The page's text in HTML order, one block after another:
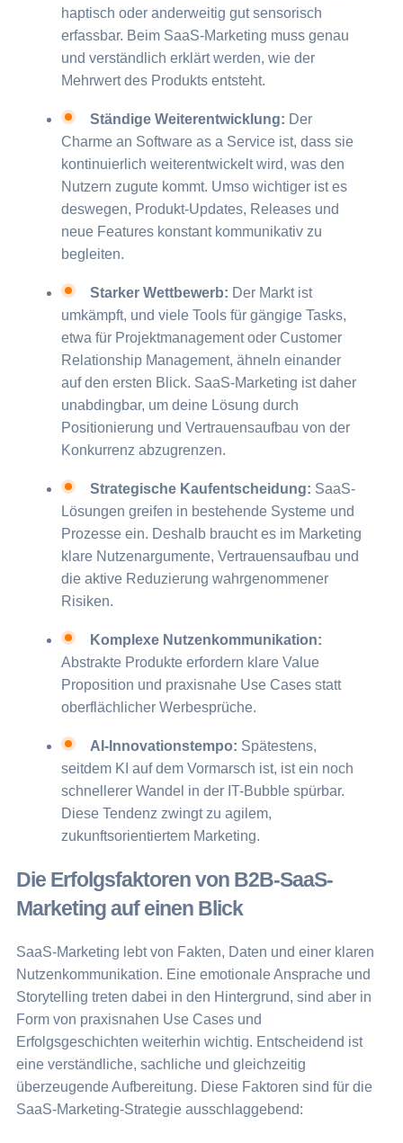
haptisch oder anderweitig gut sensorisch
erfassbar. Beim SaaS-Marketing muss genau
und verständlich erklärt werden, wie der
Mehrwert des Produkts entsteht.
Ständige Weiterentwicklung: Der
Charme an Software as a Service ist, dass sie
kontinuierlich weiterentwickelt wird, was den
Nutzern zugute kommt. Umso wichtiger ist es
deswegen, Produkt-Updates, Releases und
neue Features konstant kommunikativ zu
begleiten.
Starker Wettbewerb: Der Markt ist
umkämpft, und viele Tools für gängige Tasks,
etwa für Projektmanagement oder Customer
Relationship Management, ähneln einander
auf den ersten Blick. SaaS-Marketing ist daher
unabdingbar, um deine Lösung durch
Positionierung und Vertrauensaufbau von der
Konkurrenz abzugrenzen.
Strategische Kaufentscheidung: SaaS-
Lösungen greifen in bestehende Systeme und
Prozesse ein. Deshalb braucht es im Marketing
klare Nutzenargumente, Vertrauensaufbau und
die aktive Reduzierung wahrgenommener
Risiken.
Komplexe Nutzenkommunikation:
Abstrakte Produkte erfordern klare Value
Proposition und praxisnahe Use Cases statt
oberflächlicher Werbesprüche.
AI-Innovationstempo: Spätestens,
seitdem KI auf dem Vormarsch ist, ist ein noch
schnellerer Wandel in der IT-Bubble spürbar.
Diese Tendenz zwingt zu agilem,
zukunftsorientiertem Marketing.
Die Erfolgsfaktoren von B2B-SaaS-
Marketing auf einen Blick
SaaS-Marketing lebt von Fakten, Daten und einer klaren
Nutzenkommunikation. Eine emotionale Ansprache und
Storytelling treten dabei in den Hintergrund, sind aber in
Form von praxisnahen Use Cases und
Erfolgsgeschichten weiterhin wichtig. Entscheidend ist
eine verständliche, sachliche und gleichzeitig
überzeugende Aufbereitung. Diese Faktoren sind für die
SaaS-Marketing-Strategie ausschlaggebend: